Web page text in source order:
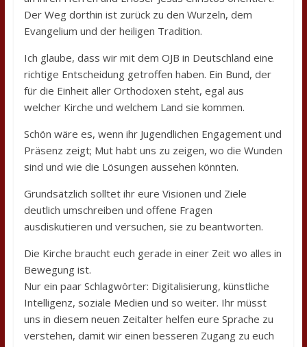
Der Weg dorthin ist zurück zu den Wurzeln, dem
Evangelium und der heiligen Tradition.
Ich glaube, dass wir mit dem OJB in Deutschland eine
richtige Entscheidung getroffen haben. Ein Bund, der
für die Einheit aller Orthodoxen steht, egal aus
welcher Kirche und welchem Land sie kommen.
Schön wäre es, wenn ihr Jugendlichen Engagement und
Präsenz zeigt; Mut habt uns zu zeigen, wo die Wunden
sind und wie die Lösungen aussehen könnten.
Grundsätzlich solltet ihr eure Visionen und Ziele
deutlich umschreiben und offene Fragen
ausdiskutieren und versuchen, sie zu beantworten.
Die Kirche braucht euch gerade in einer Zeit wo alles in
Bewegung ist.
Nur ein paar Schlagwörter: Digitalisierung, künstliche
Intelligenz, soziale Medien und so weiter. Ihr müsst
uns in diesem neuen Zeitalter helfen eure Sprache zu
verstehen, damit wir einen besseren Zugang zu euch